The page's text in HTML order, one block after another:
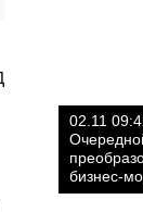
02.11
бизнес-